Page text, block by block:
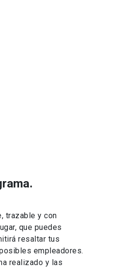
trazable y con
que puedes
resaltar tus
empleadores.
realizado y las